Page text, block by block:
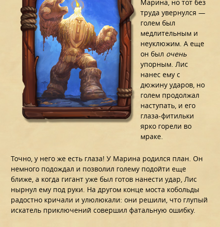
Марина, но тот без
труда увернулся —
голем был
медлительным и
неуклюжим. А еще
он был очень
упорным. Лис
нанес ему с
дюжину ударов, но
голем продолжал
наступать, и его
глаза-фитильки
ярко горели во
мраке.
Точно, у него же есть глаза! У Марина родился план. Он
немного подождал и позволил голему подойти еще
ближе, а когда гигант уже был готов нанести удар, Лис
нырнул ему под руки. На другом конце моста кобольды
радостно кричали и улюлюкали: они решили, что глупый
искатель приключений совершил фатальную ошибку.